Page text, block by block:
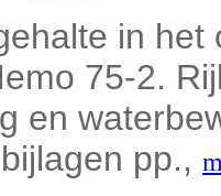
in
75-2.
en
pp.,